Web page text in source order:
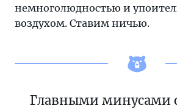
немноголюдностью и
воздухом. Ставим ничью.
Главными минусами